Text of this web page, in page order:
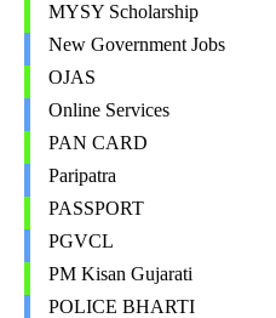
MYSY Scholarship
New Government Jobs
OJAS
Online Services
PAN CARD
Paripatra
PASSPORT
PGVCL
PM Kisan Gujarati
POLICE BHARTI